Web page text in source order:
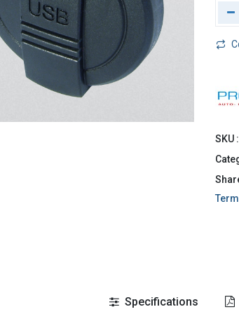
SKU :
Specifications